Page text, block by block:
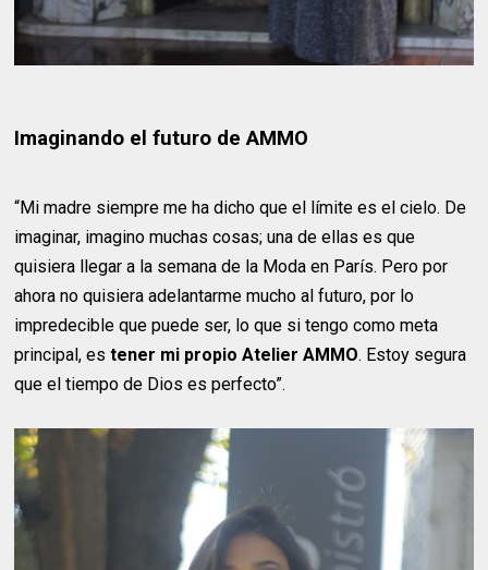
Imaginando el futuro de AMMO
“Mi madre siempre me ha dicho que el límite es el cielo. De
imaginar, imagino muchas cosas; una de ellas es que
quisiera llegar a la semana de la Moda en París. Pero por
ahora no quisiera adelantarme mucho al futuro, por lo
impredecible que puede ser, lo que si tengo como meta
principal, es tener mi propio Atelier AMMO. Estoy segura
que el tiempo de Dios es perfecto”.